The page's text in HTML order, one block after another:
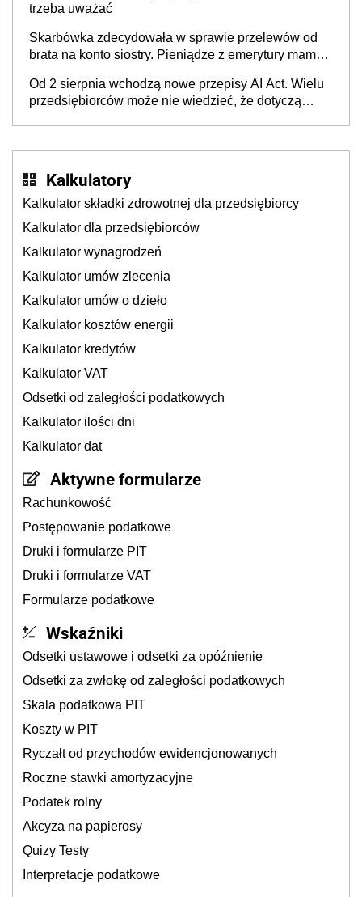
trzeba uważać
Skarbówka zdecydowała w sprawie przelewów od
brata na konto siostry. Pieniądze z emerytury mamy
będzie
Od 2 sierpnia wchodzą nowe przepisy AI Act. Wielu
przedsiębiorców może nie wiedzieć, że dotyczą
Kalkulatory
Kalkulator składki zdrowotnej dla przedsiębiorcy
Kalkulator dla przedsiębiorców
Kalkulator wynagrodzeń
Kalkulator umów zlecenia
Kalkulator umów o dzieło
Kalkulator kosztów energii
Kalkulator kredytów
Kalkulator VAT
Odsetki od zaległości podatkowych
Kalkulator ilości dni
Kalkulator dat
Aktywne formularze
Rachunkowość
Postępowanie podatkowe
Druki i formularze PIT
Druki i formularze VAT
Formularze podatkowe
Wskaźniki
Odsetki ustawowe i odsetki za opóźnienie
Odsetki za zwłokę od zaległości podatkowych
Skala podatkowa PIT
Koszty w PIT
Ryczałt od przychodów ewidencjonowanych
Roczne stawki amortyzacyjne
Podatek rolny
Akcyza na papierosy
Quizy Testy
Interpretacje podatkowe